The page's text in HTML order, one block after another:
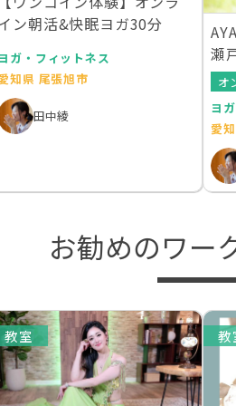
ン朝活&快眠ヨガ30分
ガ・フィットネス
知県 尾張旭市
田中綾
瀬
オ
ヨ
愛
お勧めのワー
教室 教